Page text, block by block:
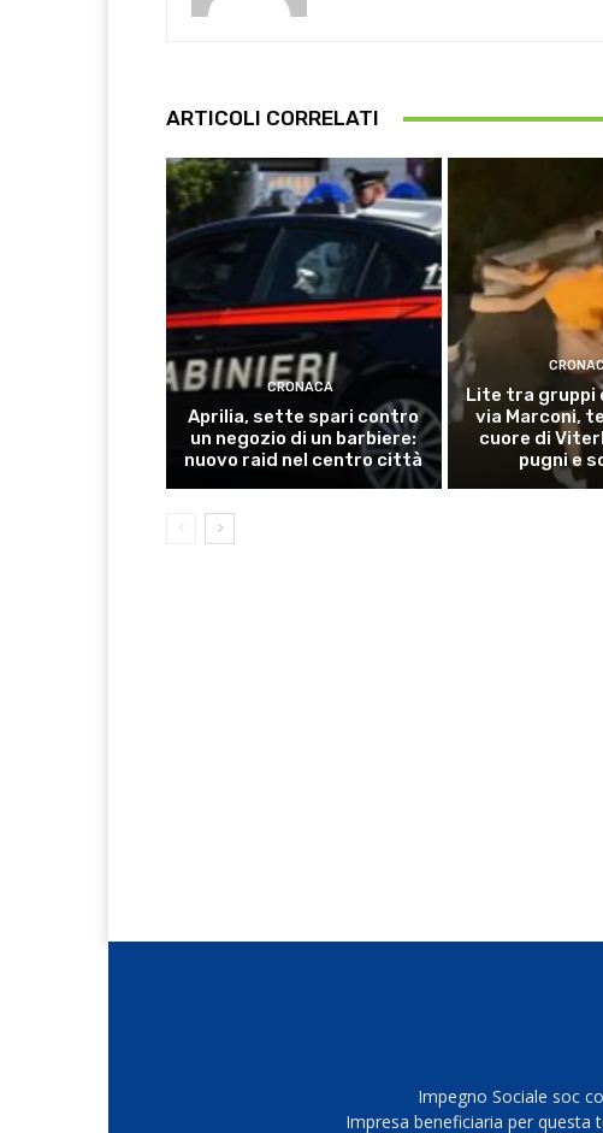
ARTICOLI CORRELATI
CRONACA
Aprilia, sette spari contro
un negozio di un barbiere:
nuovo raid nel centro città
Lite tra gruppi
via Marconi,
cuore di
pugni e
Impegno Sociale soc
Impresa beneficiaria per questa